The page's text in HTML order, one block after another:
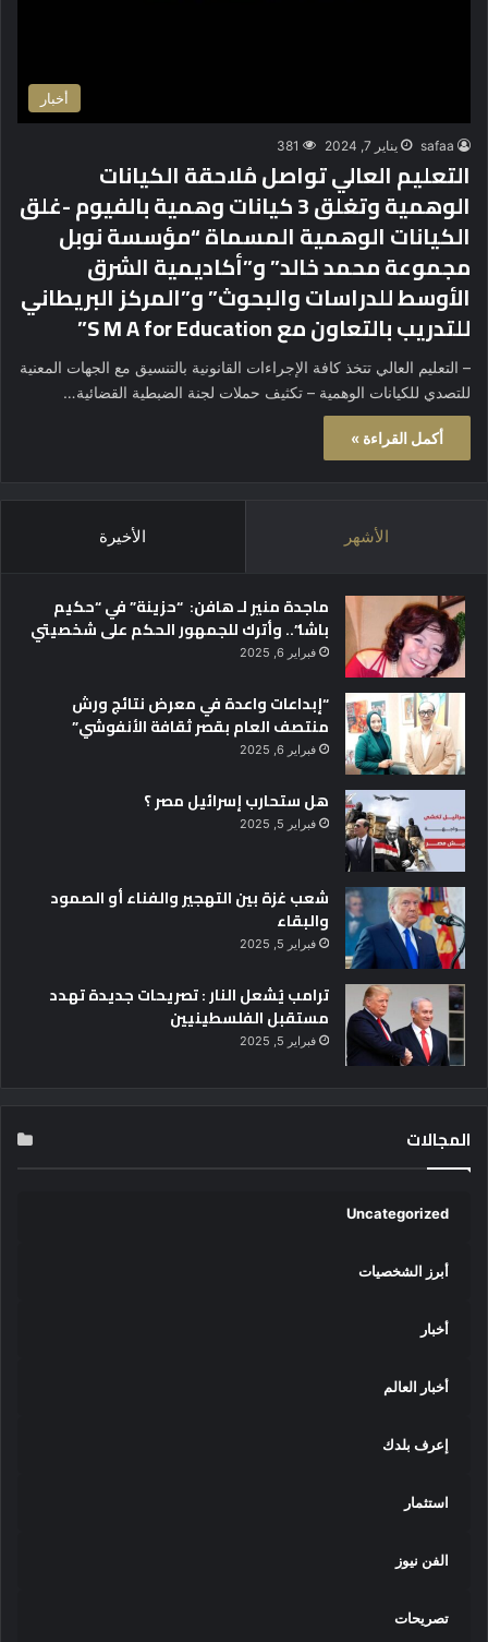
أخبار
safaa يناير 7, 2024 381
التعليم العالي تواصل مُلاحقة الكيانات
الوهمية وتغلق 3 كيانات وهمية بالفيوم -غلق
الكيانات الوهمية المسماة “مؤسسة نوبل
مجموعة محمد خالد” و”أكاديمية الشرق
الأوسط للدراسات والبحوث” و”المركز البريطاني
للتدريب بالتعاون مع S M A for Education”
– التعليم العالي تتخذ كافة الإجراءات القانونية بالتنسيق مع الجهات المعنية
للتصدي للكيانات الوهمية – تكثيف حملات لجنة الضبطية القضائية…
أكمل القراءة »
الأشهر الأخيرة
ماجدة منير لـ هافن: “حزينة” في “حكيم
باشا”.. وأترك للجمهور الحكم على شخصيتي
فبراير 6, 2025
“إبداعات واعدة في معرض نتائج ورش
منتصف العام بقصر ثقافة الأنفوشي”
فبراير 6, 2025
هل ستحارب إسرائيل مصر ؟
فبراير 5, 2025
شعب غزة بين التهجير والفناء أو الصمود
والبقاء
فبراير 5, 2025
ترامب يُشعل النار : تصريحات جديدة تهدد
مستقبل الفلسطينيين
فبراير 5, 2025
المجالات
Uncategorized
أبرز الشخصيات
أخبار
أخبار العالم
إعرف بلدك
استثمار
الفن نيوز
تصريحات